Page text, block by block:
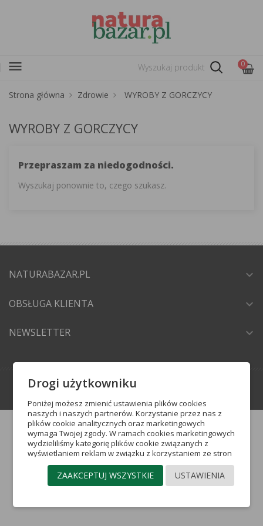
menu 0
Strona główna Zdrowie WYROBY Z GORCZYCY
WYROBY Z GORCZYCY
Przepraszam za niedogodności.
Wyszukaj ponownie to, czego szukasz.
NATURABAZAR.PL expand_more
OBSŁUGA KLIENTA expand_more
NEWSLETTER expand_more
crafted byGrupa Insight
Drogi użytkowniku
Poniżej możesz zmienić ustawienia plików cookies
naszych i naszych partnerów. Korzystanie przez nas z
plików cookie analitycznych oraz marketingowych
wymaga Twojej zgody. W ramach cookies marketingowych
wydzieliliśmy kategorię plików cookie związanych z
wyświetlaniem reklam w związku z korzystaniem ze stron
internetowych (reklamowe pliki cookie) oraz plików cookie
pozwalających na docieranie do Ciebie ze
spersonalizowaną reklamą w portalach
USTAWIENIA
ZAAKCEPTUJ WSZYSTKIE